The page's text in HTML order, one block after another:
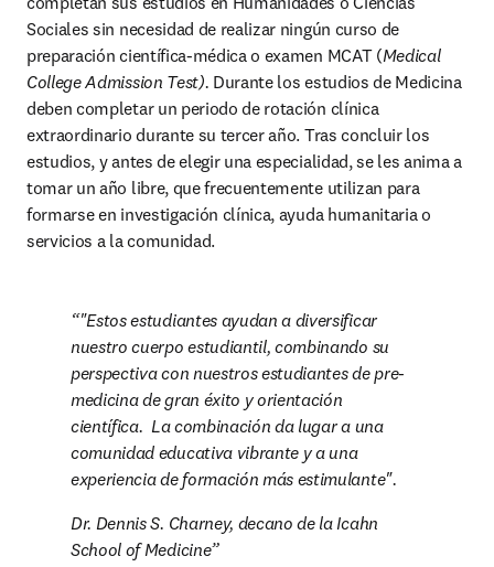
Sociales sin necesidad de realizar ningún curso de
preparación científica-médica o examen MCAT (Medical
College Admission Test). Durante los estudios de Medicina
deben completar un periodo de rotación clínica
extraordinario durante su tercer año. Tras concluir los
estudios, y antes de elegir una especialidad, se les anima a
tomar un año libre, que frecuentemente utilizan para
formarse en investigación clínica, ayuda humanitaria o
servicios a la comunidad.
"Estos estudiantes ayudan a diversificar
nuestro cuerpo estudiantil, combinando su
perspectiva con nuestros estudiantes de pre-
medicina de gran éxito y orientación
científica.  La combinación da lugar a una
comunidad educativa vibrante y a una
experiencia de formación más estimulante".
Dr. Dennis S. Charney, decano de la Icahn
School of Medicine